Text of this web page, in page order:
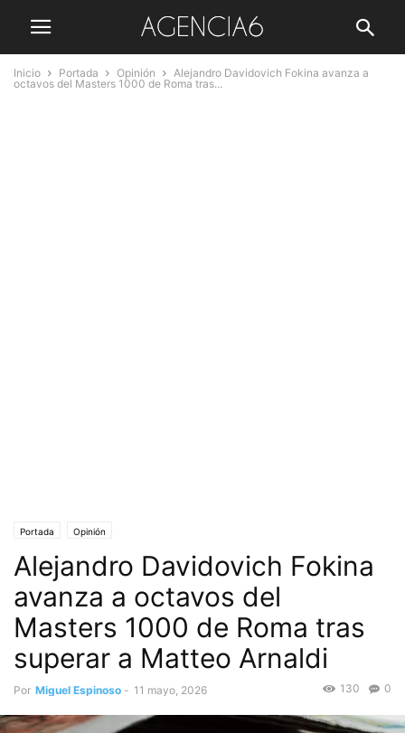
Inicio Portada Opinión
Alejandro Davidovich Fokina avanza a
octavos del Masters 1000 de Roma tras...
Portada Opinión
Alejandro Davidovich Fokina
avanza a octavos del
Masters 1000 de Roma tras
superar a Matteo Arnaldi
Por Miguel Espinoso - 11 mayo, 2026 0
130